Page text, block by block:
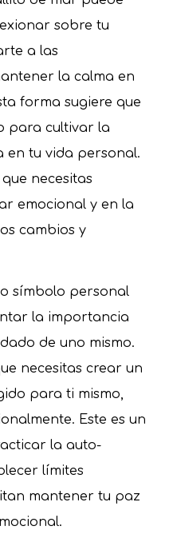
sobre tu
a las
la calma en
forma sugiere que
para cultivar la
en tu vida personal.
necesitas
emocional y en la
cambios y
símbolo personal
la importancia
de uno mismo.
necesitas crear un
para ti mismo,
Este es un
la auto-
límites
mantener tu paz